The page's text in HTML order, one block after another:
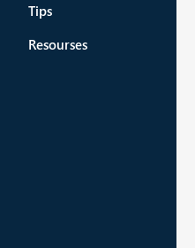
Tips
Resourses